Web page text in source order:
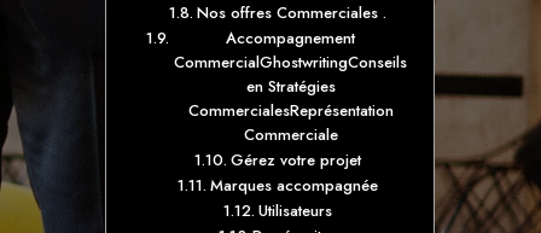
Nos offres Commerciales .
Accompagnement
CommercialGhostwritingConseils
en Stratégies
CommercialesReprésentation
Commerciale
Gérez votre projet
Marques accompagnée
Utilisateurs